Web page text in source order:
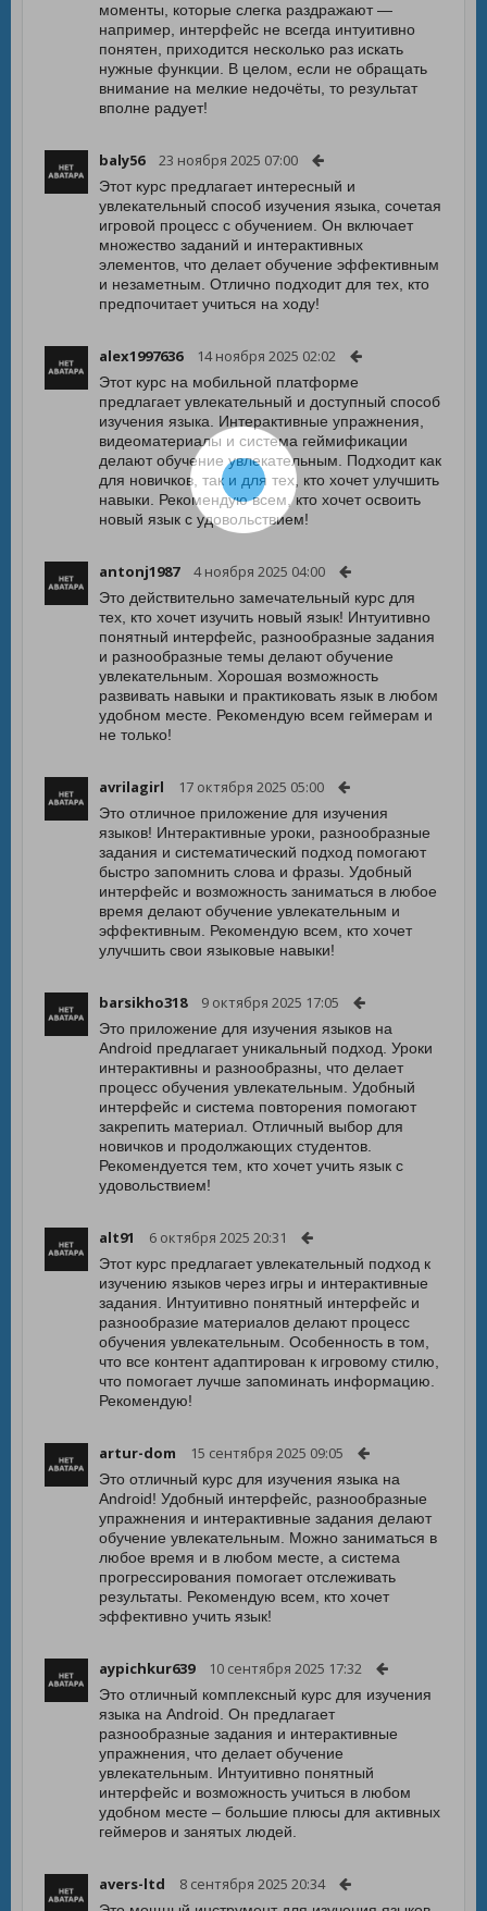
моменты, которые слегка раздражают —
например, интерфейс не всегда интуитивно
понятен, приходится несколько раз искать
нужные функции. В целом, если не обращать
внимание на мелкие недочёты, то результат
вполне радует!
baly56 23 ноября 2025 07:00
Этот курс предлагает интересный и
увлекательный способ изучения языка, сочетая
игровой процесс с обучением. Он включает
множество заданий и интерактивных
элементов, что делает обучение эффективным
и незаметным. Отлично подходит для тех, кто
предпочитает учиться на ходу!
alex1997636 14 ноября 2025 02:02
Этот курс на мобильной платформе
предлагает увлекательный и доступный способ
изучения языка. Интерактивные упражнения,
видеоматериалы и система геймификации
делают обучение увлекательным. Подходит как
для новичков, так и для тех, кто хочет улучшить
навыки. Рекомендую всем, кто хочет освоить
новый язык с удовольствием!
antonj1987 4 ноября 2025 04:00
Это действительно замечательный курс для
тех, кто хочет изучить новый язык! Интуитивно
понятный интерфейс, разнообразные задания
и разнообразные темы делают обучение
увлекательным. Хорошая возможность
развивать навыки и практиковать язык в любом
удобном месте. Рекомендую всем геймерам и
не только!
avrilagirl 17 октября 2025 05:00
Это отличное приложение для изучения
языков! Интерактивные уроки, разнообразные
задания и систематический подход помогают
быстро запомнить слова и фразы. Удобный
интерфейс и возможность заниматься в любое
время делают обучение увлекательным и
эффективным. Рекомендую всем, кто хочет
улучшить свои языковые навыки!
barsikho318 9 октября 2025 17:05
Это приложение для изучения языков на
Android предлагает уникальный подход. Уроки
интерактивны и разнообразны, что делает
процесс обучения увлекательным. Удобный
интерфейс и система повторения помогают
закрепить материал. Отличный выбор для
новичков и продолжающих студентов.
Рекомендуется тем, кто хочет учить язык с
удовольствием!
alt91 6 октября 2025 20:31
Этот курс предлагает увлекательный подход к
изучению языков через игры и интерактивные
задания. Интуитивно понятный интерфейс и
разнообразие материалов делают процесс
обучения увлекательным. Особенность в том,
что все контент адаптирован к игровому стилю,
что помогает лучше запоминать информацию.
Рекомендую!
artur-dom 15 сентября 2025 09:05
Это отличный курс для изучения языка на
Android! Удобный интерфейс, разнообразные
упражнения и интерактивные задания делают
обучение увлекательным. Можно заниматься в
любое время и в любом месте, а система
прогрессирования помогает отслеживать
результаты. Рекомендую всем, кто хочет
эффективно учить язык!
aypichkur639 10 сентября 2025 17:32
Это отличный комплексный курс для изучения
языка на Android. Он предлагает
разнообразные задания и интерактивные
упражнения, что делает обучение
увлекательным. Интуитивно понятный
интерфейс и возможность учиться в любом
удобном месте – большие плюсы для активных
геймеров и занятых людей.
avers-ltd 8 сентября 2025 20:34